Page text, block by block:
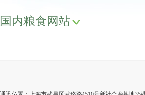
国内粮食网站